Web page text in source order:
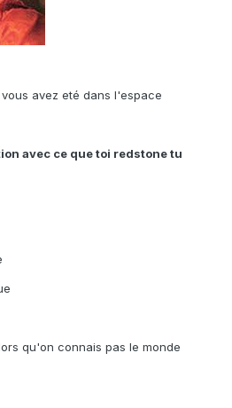
avez eté dans l'espace
avec ce que toi redstone tu
qu'on connais pas le monde